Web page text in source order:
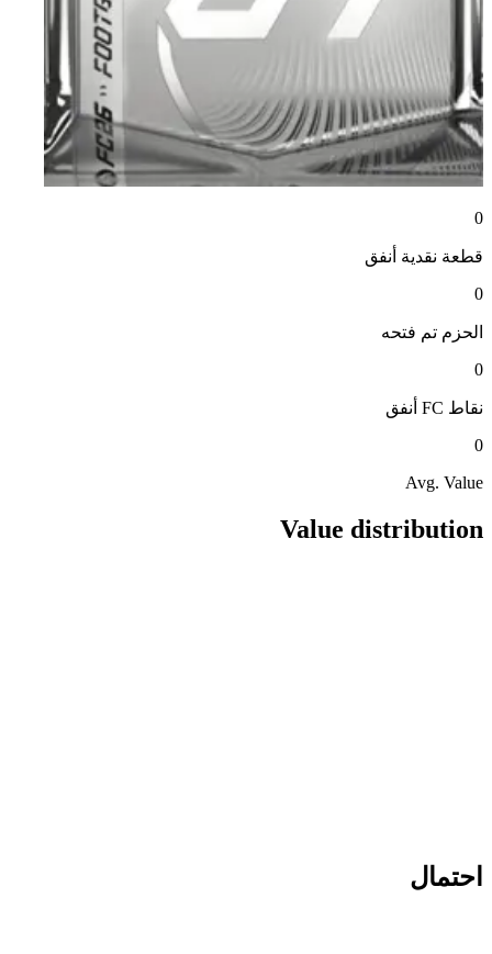
0
قطعة نقدية أنفق
0
الحزم تم فتحه
0
نقاط FC
أنفق
0
Avg. Value
Value distribution
احتمال